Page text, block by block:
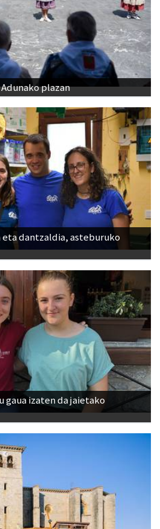
plazan
eta dantzaldia, asteburuko
izaten da jaietako